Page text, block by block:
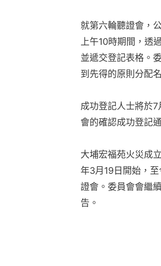
就第六輪聽證會，
上午10時期間，透
並遞交登記表格。
到先得的原則分配
成功登記人士將於
會的確認成功登記
大埔宏福苑火災成
年3月19日開始，
證會。委員會會繼
告。